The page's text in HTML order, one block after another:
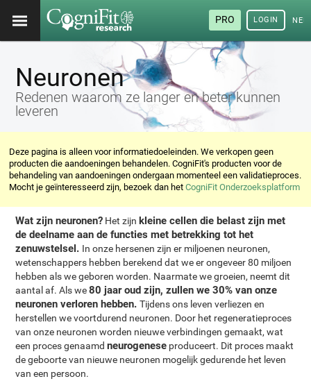
PRO LOGIN
Neuronen
Redenen waarom ze langer en beter kunnen
leveren
Deze pagina is alleen voor informatiedoeleinden. We verkopen geen
producten die aandoeningen behandelen. CogniFit's producten voor de
behandeling van aandoeningen ondergaan momenteel een validatieproces.
Mocht je geïnteresseerd zijn, bezoek dan hetCogniFit Onderzoeksplatform
Wat zijn neuronen? Het zijn kleine cellen die belast zijn met
de deelname aan de functies met betrekking tot het
zenuwstelsel. In onze hersenen zijn er miljoenen neuronen,
wetenschappers hebben berekend dat we er ongeveer 80 miljoen
hebben als we geboren worden. Naarmate we groeien, neemt dit
aantal af. Als we80 jaar oud zijn, zullen we 30% van onze
neuronen verloren hebben.Tijdens ons leven verliezen en
herstellen we voortdurend neuronen. Door het regeneratieproces
van onze neuronen worden nieuwe verbindingen gemaakt, wat
een proces genaamdneurogenese produceert. Dit proces maakt
de geboorte van nieuwe neuronen mogelijk gedurende het leven
van een persoon.